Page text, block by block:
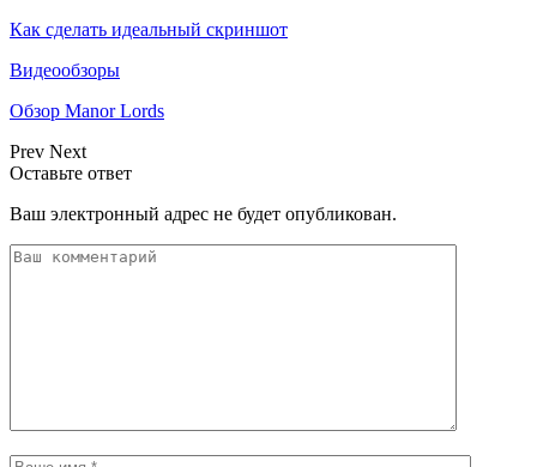
Как сделать идеальный скриншот
Видеообзоры
Обзор Manor Lords
Prev Next
Оставьте ответ
Ваш электронный адрес не будет опубликован.